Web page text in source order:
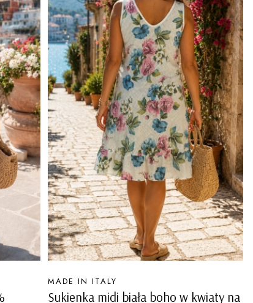
Sukienka midi biała boho w kwiaty na
PRODUCENT
MADE IN ITALY